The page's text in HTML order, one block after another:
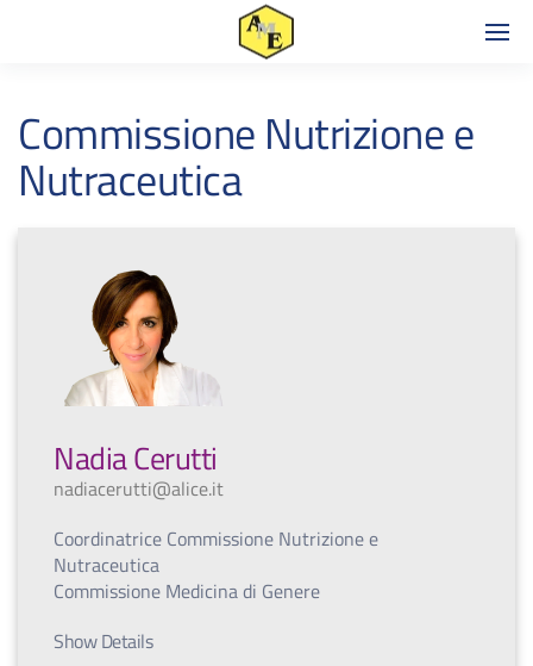
Commissione Nutrizione e
Nutraceutica
Nadia Cerutti
nadiacerutti@alice.it
Coordinatrice Commissione Nutrizione e
Nutraceutica
Commissione Medicina di Genere
Show Details